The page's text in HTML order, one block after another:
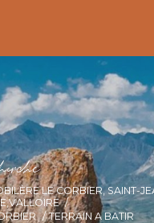
eceLE CORBIER, SAINT-
TERRAIN A BATIR